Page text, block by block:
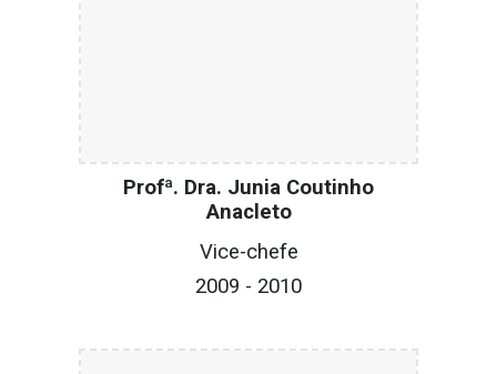
Profª. Dra. Junia Coutinho
Anacleto
Vice-chefe
2009 - 2010